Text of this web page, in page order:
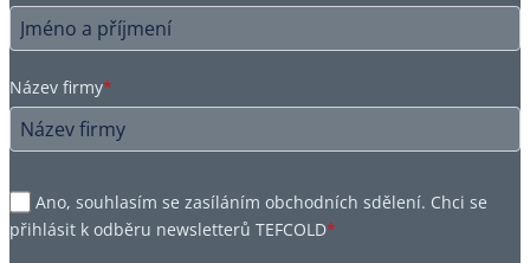
Název firmy*
Ano, souhlasím se zasíláním obchodních sdělení. Chci se
přihlásit k odběru newsletterů TEFCOLD*